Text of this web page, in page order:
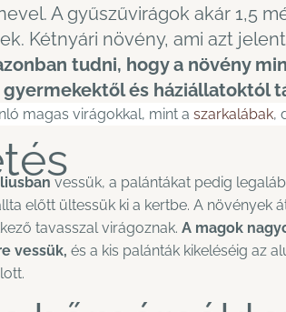
A gyűszűvirágok akár 1,5
Kétnyári növény, ami azt
tudni, hogy a növény
és háziállatoktól
magas virágokkal, mint a szarkalábak,
vessük, a palántákat pedig
előtt ültessük ki a kertbe. A növények
tavasszal virágoznak. A magok
vessük, és a kis palánták kikeléséig az